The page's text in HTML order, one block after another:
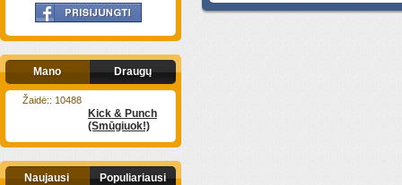
Mano Draugų
Kick & Punch
(Smūgiuok!)
Žaidė:: 10488
Naujausi Populiariausi